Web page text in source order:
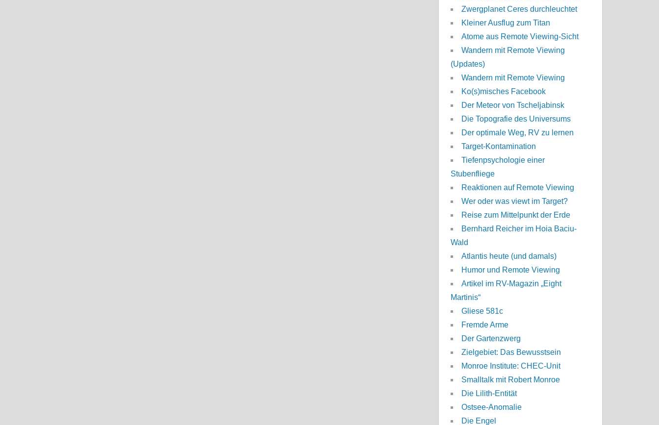
Zwergplanet Ceres durchleuchtet
Kleiner Ausflug zum Titan
Atome aus Remote Viewing-Sicht
Wandern mit Remote Viewing
(Updates)
Wandern mit Remote Viewing
Ko(s)misches Facebook
Der Meteor von Tscheljabinsk
Die Topografie des Universums
Der optimale Weg, RV zu lernen
Target-Kontamination
Tiefenpsychologie einer
Stubenfliege
Reaktionen auf Remote Viewing
Wer oder was viewt im Target?
Reise zum Mittelpunkt der Erde
Bernhard Reicher im Hoia Baciu-
Wald
Atlantis heute (und damals)
Humor und Remote Viewing
Artikel im RV-Magazin „Eight
Martinis“
Gliese 581c
Fremde Arme
Der Gartenzwerg
Zielgebiet: Das Bewusstsein
Monroe Institute: CHEC-Unit
Smalltalk mit Robert Monroe
Die Lilith-Entität
Ostsee-Anomalie
Die Engel